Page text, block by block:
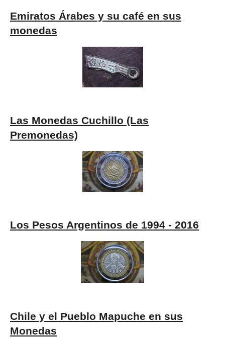
Emiratos Árabes y su café en sus
monedas
Las Monedas Cuchillo (Las
Premonedas)
Los Pesos Argentinos de 1994 - 2016
Chile y el Pueblo Mapuche en sus
Monedas